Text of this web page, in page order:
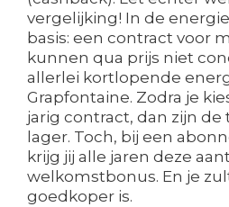
vergelijking! In de
basis: een contract voor
kunnen qua prijs niet
allerlei kortlopende
Grapfontaine. Zodra je
jarig contract, dan zijn de
lager. Toch, bij een
krijg jij alle jaren deze
welkomstbonus. En je
goedkoper is.